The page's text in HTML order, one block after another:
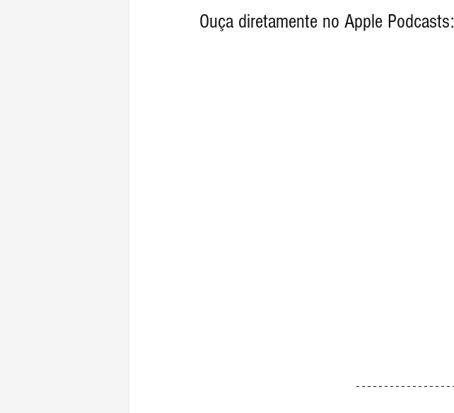
Ouça diretamente no Apple Podcasts: